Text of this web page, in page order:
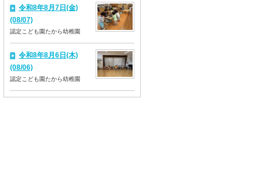
令和8年8月7日(金)
(08/07)
認定こども園たから幼稚園
令和8年8月6日(木)
(08/06)
認定こども園たから幼稚園